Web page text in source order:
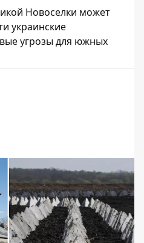
Новоселки может
украинские
угрозы для южных